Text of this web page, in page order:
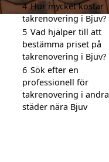
4 Hur mycket kostar
takrenovering i Bjuv?
5 Vad hjälper till att
bestämma priset på
takrenovering i Bjuv?
6 Sök efter en
professionell för
takrenovering i andra
städer nära Bjuv